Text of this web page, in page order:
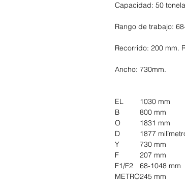
Capacidad: 50
Rango de trabajo:
Recorrido: 200 mm.
Ancho: 730mm.
EL
1030 mm
B
800 mm
O
1831 mm
D
1877
Y
730 mm
F
207 mm
F1/F2
68-1048 mm
METRO245 mm